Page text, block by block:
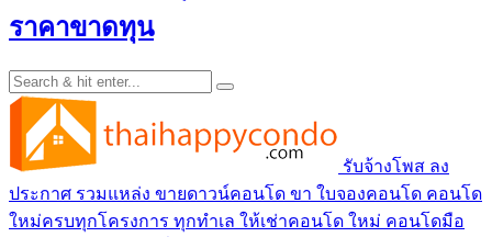
ราคาขาดทุน
รับจ้างโพส ลง
ประกาศ รวมแหล่ง ขายดาวน์คอนโด ขา ใบจองคอนโด คอนโด
ใหม่ครบทุกโครงการ ทุกทำเล ให้เช่าคอนโด ใหม่ คอนโดมือ